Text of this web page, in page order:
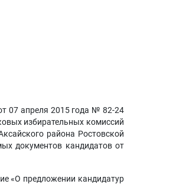
07 апреля 2015 года № 82-24
избирательных комиссий
района Ростовской
документов кандидатов от
«О предложении кандидатур